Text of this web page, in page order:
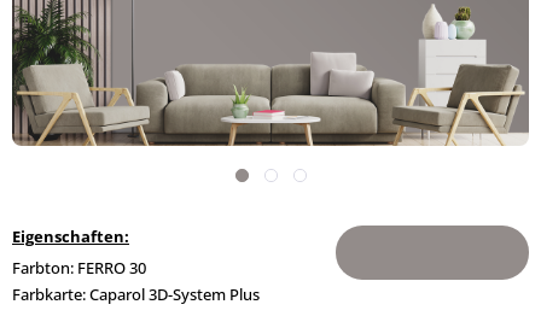
Eigenschaften:
Farbton: FERRO 30
Farbkarte: Caparol 3D-System Plus